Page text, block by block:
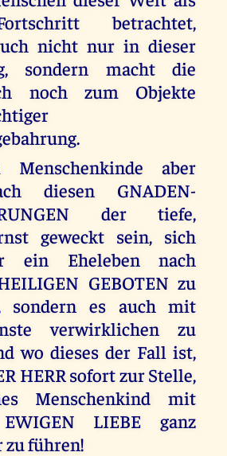
betrachtet,
nicht nur in dieser
sondern macht die
noch zum Objekte
aber
diesen GNADEN-
der tiefe,
geweckt sein, sich
ein Eheleben nach
GEBOTEN zu
sondern es auch mit
verwirklichen zu
wo dieses der Fall ist,
HERR sofort zur Stelle,
Menschenkind mit
LIEBE ganz
führen!